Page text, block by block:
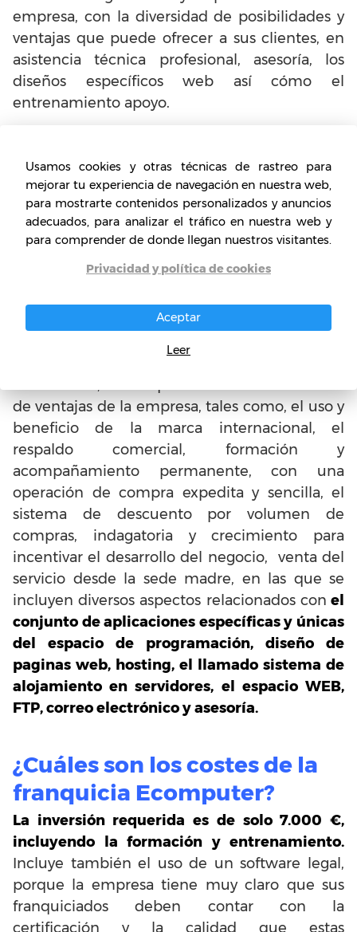
empresa, con la diversidad de posibilidades y
ventajas que puede ofrecer a sus clientes, en
asistencia técnica profesional, asesoría, los
diseños específicos web así cómo el
entrenamiento apoyo.
¿Cuáles son los requisitos de
la franquicia Ecomputer?
Aunquelos riesgos son menores con el
respaldo del prestigio y experiencia de la
capacitado para llevar adelante su negocio de
manera independiente, apoyándose con el
sistema de negocios probado que le ofrece la
de ventajas de la empresa, tales como, el uso y
beneficio de la marca internacional, el
respaldo comercial, formación y
acompañamiento permanente, con una
operación de compra expedita y sencilla, el
sistema de descuento por volumen de
compras, indagatoria y crecimiento para
incentivar el desarrollo del negocio, venta del
servicio desde la sede madre, en las que se
incluyen diversos aspectos relacionados con el
conjunto de aplicaciones específicas y únicas
del espacio de programación, diseño de
paginas web, hosting, el llamado sistema de
alojamiento en servidores, el espacio WEB,
FTP, correo electrónico y asesoría.
¿Cuáles son los costes de la
franquicia Ecomputer?
La inversión requerida es de solo 7.000 €,
incluyendo la formación y entrenamiento.
Incluye también el uso de un software legal,
porque la empresa tiene muy claro que sus
franquiciados deben contar con la
certificación y la calidad que estas
Usamos cookies y otras técnicas de rastreo para
mejorar tu experiencia de navegación en nuestra web,
para mostrarte contenidos personalizados y anuncios
adecuados, para analizar el tráfico en nuestra web y
para comprender de donde llegan nuestros visitantes.
Privacidad y política de cookies
Aceptar
Leer